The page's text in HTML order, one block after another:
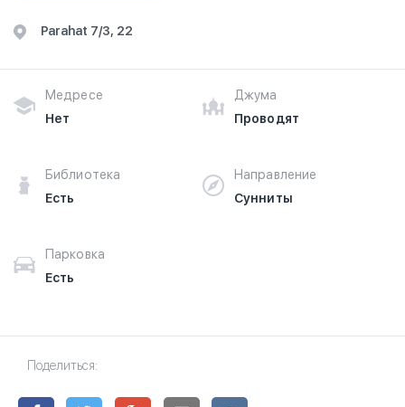
Parahat 7/3, 22
Медресе
Нет
Джума
Проводят
Библиотека
Есть
Направление
Сунниты
Парковка
Есть
Поделиться: